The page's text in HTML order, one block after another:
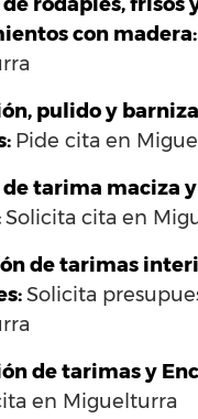
con madera:
pulido y
Pide cita en
tarima maciza y
Solicita cita en
de tarimas
Solicita
de tarimas y
en Miguelturra